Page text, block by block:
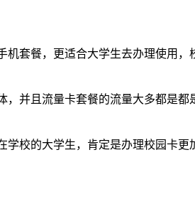
套餐，更适合大学生去办理使用
并且流量卡套餐的流量大多都是
校的大学生，肯定是办理校园卡